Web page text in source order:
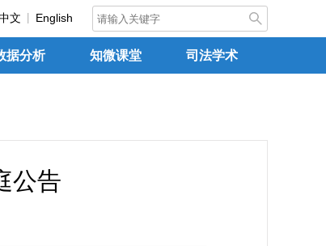
文 English
据分析 知微课堂 司法学术
公告